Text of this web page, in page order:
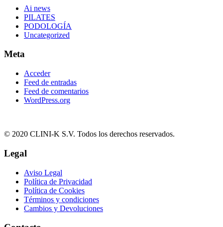
Ai news
PILATES
PODOLOGÍA
Uncategorized
Meta
Acceder
Feed de entradas
Feed de comentarios
WordPress.org
© 2020 CLINI-K S.V. Todos los derechos reservados.
Legal
Aviso Legal
Política de Privacidad
Política de Cookies
Términos y condiciones
Cambios y Devoluciones